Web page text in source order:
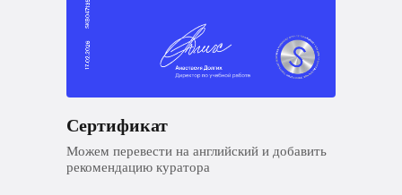
Сертификат
Можем перевести на английский и добавить
рекомендацию куратора